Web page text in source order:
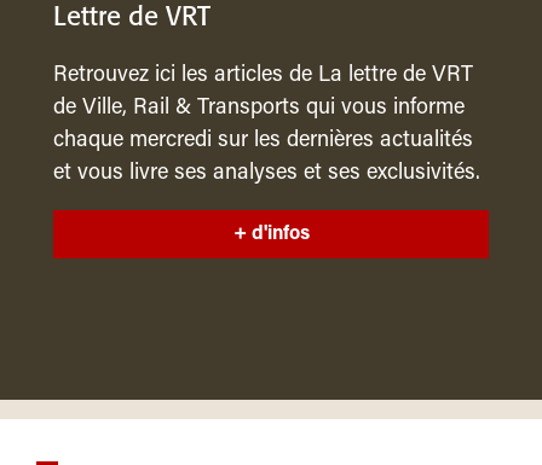
Lettre de VRT
Retrouvez ici les articles de La lettre de VRT
de Ville, Rail & Transports qui vous informe
chaque mercredi sur les dernières actualités
et vous livre ses analyses et ses exclusivités.
+ d'infos